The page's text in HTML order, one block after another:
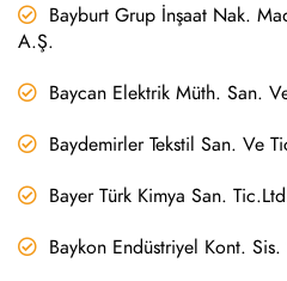
Bayburt Grup İnşaat Nak.
A.Ş.
Baycan Elektrik Müth. San.
Baydemirler Tekstil San. Ve
Bayer Türk Kimya San.
Baykon Endüstriyel Kont.